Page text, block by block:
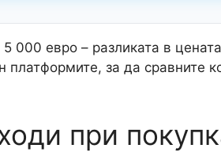
000 евро – разликата в
платформите, за да сравните
при